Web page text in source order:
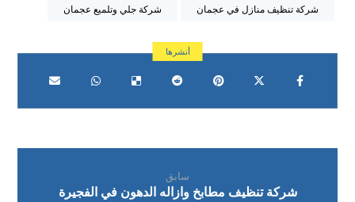
شركة تنظيف منازل في عجمان شركة جلي وتلميع عجمان
سابق
شركة تنظيف مطابخ وازاله الدهون في الفجيرة